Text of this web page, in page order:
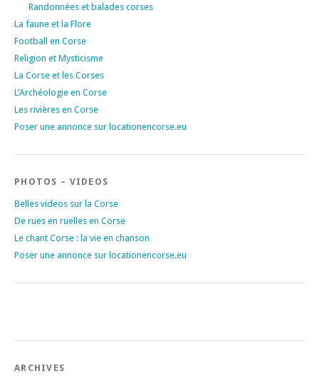
Randonnées et balades corses
La faune et la Flore
Football en Corse
Religion et Mysticisme
La Corse et les Corses
L’Archéologie en Corse
Les rivières en Corse
Poser une annonce sur locationencorse.eu
PHOTOS – VIDEOS
Belles videos sur la Corse
De rues en ruelles en Corse
Le chant Corse : la vie en chanson
Poser une annonce sur locationencorse.eu
ARCHIVES